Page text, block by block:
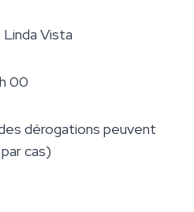
Vista
00
dérogations peuvent
cas)